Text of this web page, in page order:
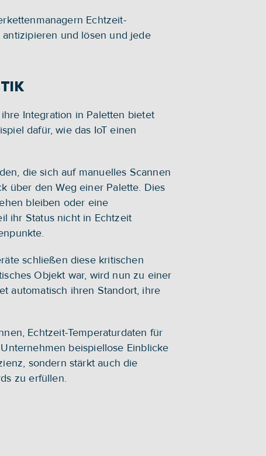
Echtzeit-
und lösen und jede
Integration in Paletten bietet
dafür, wie das IoT einen
die sich auf manuelles Scannen
über den Weg einer Palette. Dies
bleiben oder eine
ihr Status nicht in Echtzeit
schließen diese kritischen
Objekt war, wird nun zu einer
automatisch ihren Standort, ihre
Echtzeit-Temperaturdaten für
beispiellose Einblicke
sondern stärkt auch die
zu erfüllen.